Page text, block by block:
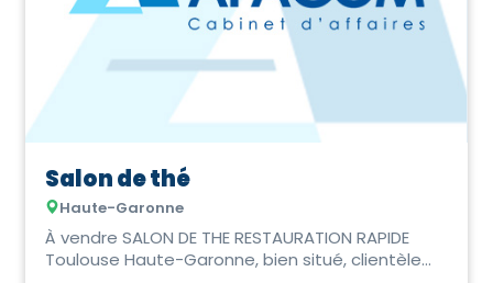
Salon de thé
Haute-Garonne
À vendre SALON DE THE RESTAURATION RAPIDE
Toulouse Haute-Garonne, bien situé, clientèle